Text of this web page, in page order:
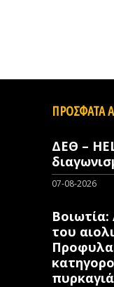
ΠΡΟΣΦΑΤΑ
ΔΕΘ –
07-08-2026
Βοιωτία:
του
πυρκαγιά